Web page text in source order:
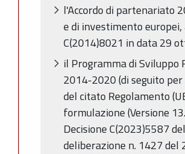
l'Accordo di partenariato
e di investimento
C(2014)8021 in data 29
il Programma di Sviluppo
2014-2020 (di seguito
del citato Regolamento
formulazione (Versione
Decisione C(2023)5587
deliberazione n. 1427 del